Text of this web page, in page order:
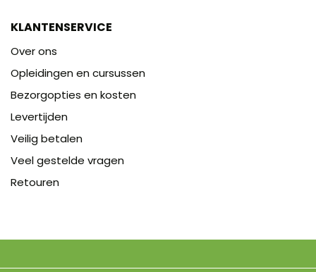
KLANTENSERVICE
Over ons
Opleidingen en cursussen
Bezorgopties en kosten
Levertijden
Veilig betalen
Veel gestelde vragen
Retouren